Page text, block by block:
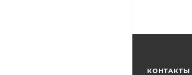
КОНТАКТЫ